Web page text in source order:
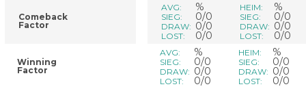
Comeback
Factor
Winning
Factor
AVG: %
SIEG: 0/0
DRAW: 0/0
LOST: 0/0
HEIM: %
SIEG: 0/0
DRAW: 0/0
LOST: 0/0
AVG: %
SIEG: 0/0
DRAW: 0/0
LOST: 0/0
HEIM: %
SIEG: 0/0
DRAW: 0/0
LOST: 0/0